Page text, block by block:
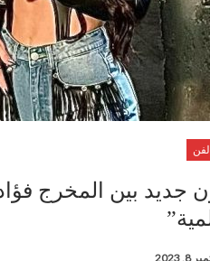
جديد بين المخرج
8, 2023